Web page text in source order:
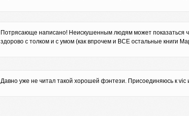
Потрясающе написано! Неискушенным людям может показаться
здорово с толком и с умом (как впрочем и ВСЕ остальные книги
Давно уже не читал такой хорошей фэнтези. Присоединяюсь к vic